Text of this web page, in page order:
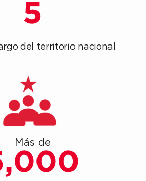
5
del territorio nacional
Más de